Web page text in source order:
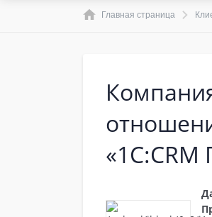
Главная страница